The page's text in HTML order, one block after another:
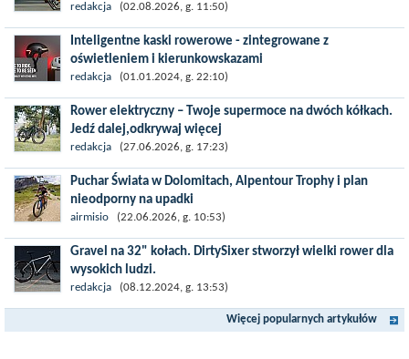
Tour de Pologne 2026 to jedno z najbardziej prestiżowych
wydarzeń sportowych w Polsce. wyścig zaliczany po raz 22. do
prestiżowego cyklu UCI World...
redakcja (02.08.2026, g. 11:50)
Inteligentne kaski rowerowe - zintegrowane z
oświetleniem i kierunkowskazami
Temat bezpieczeństwa jazdy wchodzi na nowy poziom. Do tej
pory kask było odpowiedzialny przede wszystkim za
bezpieczeństwo rowerzysty, ochronę...
redakcja (01.01.2024, g. 22:10)
Rower elektryczny – Twoje supermoce na dwóch kółkach.
Jedź dalej,odkrywaj więcej
Marzenia o dalekich podróżach bez ogromnego zmęczenia stają
się rzeczywistością dzięki nowoczesnym technologiom ukrytym
w jednośladach....
redakcja (27.06.2026, g. 17:23)
Puchar Świata w Dolomitach, Alpentour Trophy i plan
nieodporny na upadki
Czerwiec w moim planie oznaczał wejście w najbardziej
wymagający etap i cel pierwszej części sezonu: Puchar Świata w
maratonie MTB w Dolomitach...
airmisio (22.06.2026, g. 10:53)
Gravel na 32" kołach. DirtySixer stworzył wielki rower dla
wysokich ludzi.
Wszyscy już zdążyli zapomnieć, jaką rewolucją okazały się
rowery typu 29'er. Z początku wydawało się, że będzie to dobry
redakcja (08.12.2024, g. 13:53)
Więcej popularnych artykułów